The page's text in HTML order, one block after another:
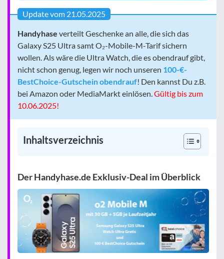
Update vom 21.05.2025
Handyhase verteilt Geschenke an alle, die sich das
Galaxy S25 Ultra samt O₂-Mobile-M-Tarif sichern
wollen. Als wäre die Ultra Watch, die es obendrauf gibt,
nicht schon genug, legen wir noch unseren 100-€-
BestChoice-Gutschein obendrauf! Den kannst Du z.B.
bei Amazon oder MediaMarkt einlösen.Gültig bis zum
10.06.2025!
Inhaltsverzeichnis
Der Handyhase.de Exklusiv-Deal im Überblick